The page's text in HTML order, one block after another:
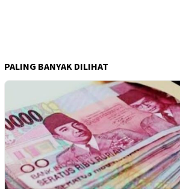
PALING BANYAK DILIHAT